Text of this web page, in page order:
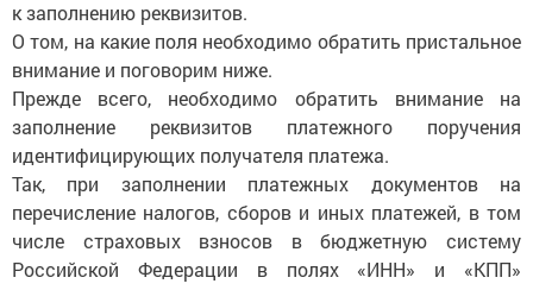
к заполнению реквизитов.
О том, на какие поля необходимо обратить пристальное
внимание и поговорим ниже.
Прежде всего, необходимо обратить внимание на
заполнение реквизитов платежного поручения
идентифицирующих получателя платежа.
Так, при заполнении платежных документов на
перечисление налогов, сборов и иных платежей, в том
числе страховых взносов в бюджетную систему
Российской Федерации в полях «ИНН» и «КПП»